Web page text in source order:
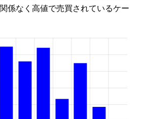
係なく高値で売買されているケー